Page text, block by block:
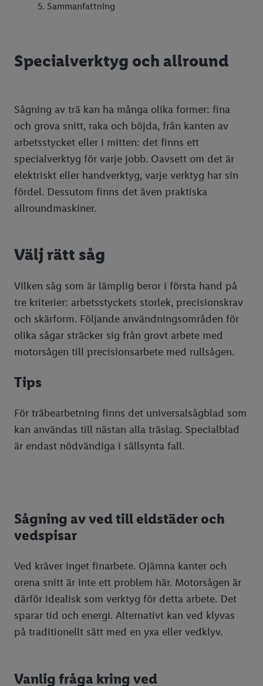
Sammanfattning
Specialverktyg och allround
Sågning av trä kan ha många olika former: fina
och grova snitt, raka och böjda, från kanten av
arbetsstycket eller i mitten: det finns ett
specialverktyg för varje jobb. Oavsett om det är
elektriskt eller handverktyg, varje verktyg har sin
fördel. Dessutom finns det även praktiska
allroundmaskiner.
Välj rätt såg
Vilken såg som är lämplig beror i första hand på
tre kriterier: arbetsstyckets storlek, precisionskrav
och skärform. Följande användningsområden för
olika sågar sträcker sig från grovt arbete med
motorsågen till precisionsarbete med rullsågen.
Tips
För träbearbetning finns det universalsågblad som
kan användas till nästan alla träslag. Specialblad
är endast nödvändiga i sällsynta fall.
Sågning av ved till eldstäder och
vedspisar
Ved kräver inget finarbete. Ojämna kanter och
orena snitt är inte ett problem här. Motorsågen är
därför idealisk som verktyg för detta arbete. Det
sparar tid och energi. Alternativt kan ved klyvas
på traditionellt sätt med en yxa eller vedklyv.
Vanlig fråga kring ved